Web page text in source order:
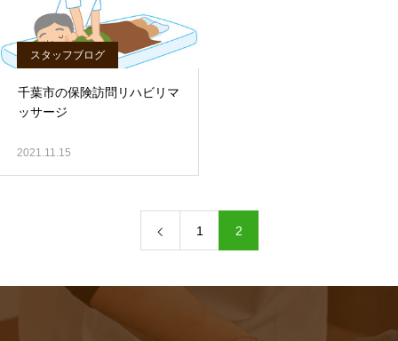
スタッフブログ
千葉市の保険訪問リハビリマ
ッサージ
2021.11.15
1 2